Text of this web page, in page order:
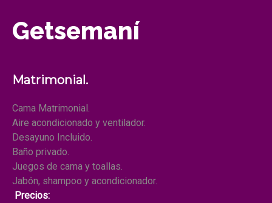
Getsemaní
Matrimonial.
Cama Matrimonial.
Aire acondicionado y ventilador.
Desayuno Incluido.
Baño privado.
Juegos de cama y toallas.
Jabón, shampoo y acondicionador.
Precios: